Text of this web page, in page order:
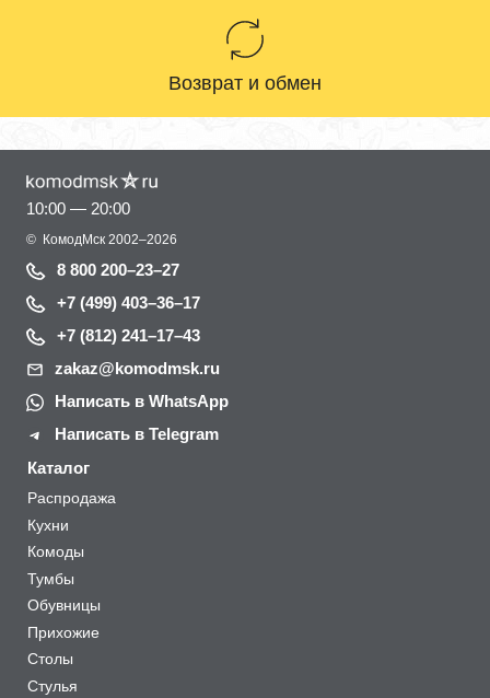
Возврат и обмен
10:00 — 20:00
© КомодМск 2002–2026
8 800 200–23–27
+7 (499) 403–36–17
+7 (812) 241–17–43
zakaz@komodmsk.ru
Написать в WhatsApp
Написать в Telegram
Каталог
Распродажа
Кухни
Комоды
Тумбы
Обувницы
Прихожие
Столы
Стулья